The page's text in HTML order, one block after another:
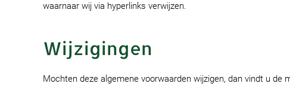
waarnaar wij via hyperlinks verwijzen.
Wijzigingen
Mochten deze algemene voorwaarden wijzigen, dan vindt u